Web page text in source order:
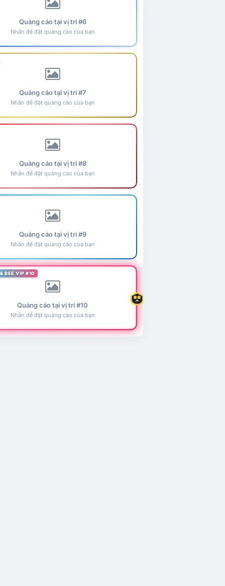
Quảng cáo tại vị trí #6
Nhấn để đặt quảng cáo của bạn
Quảng cáo tại vị trí #7
Nhấn để đặt quảng cáo của bạn
Quảng cáo tại vị trí #8
Nhấn để đặt quảng cáo của bạn
Quảng cáo tại vị trí #9
Nhấn để đặt quảng cáo của bạn
BEE VIP #10
Quảng cáo tại vị trí #10
Nhấn để đặt quảng cáo của bạn